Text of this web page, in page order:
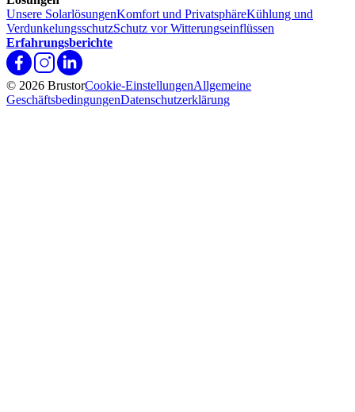
Unsere SolarlösungenKomfort und PrivatsphäreKühlung und
VerdunkelungsschutzSchutz vor Witterungseinflüssen
Erfahrungsberichte
© 2026 BrustorCookie-EinstellungenAllgemeine
GeschäftsbedingungenDatenschutzerklärung